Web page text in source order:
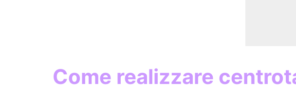
Come realizzare